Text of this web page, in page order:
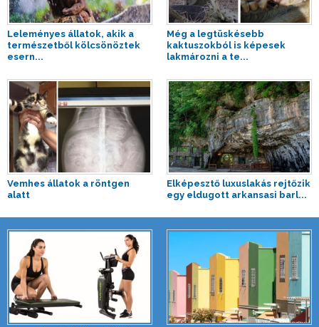
Leleményes állatok, akik a
természetből kölcsönöztek
esern...
Még a legtüskésebb
kaktuszokból is képesek
lakmározni a te...
Vemhes állatok a röntgen
alatt
Elképesztő luxuslakás rejtőzik
egy eldugott arkansasi barl...